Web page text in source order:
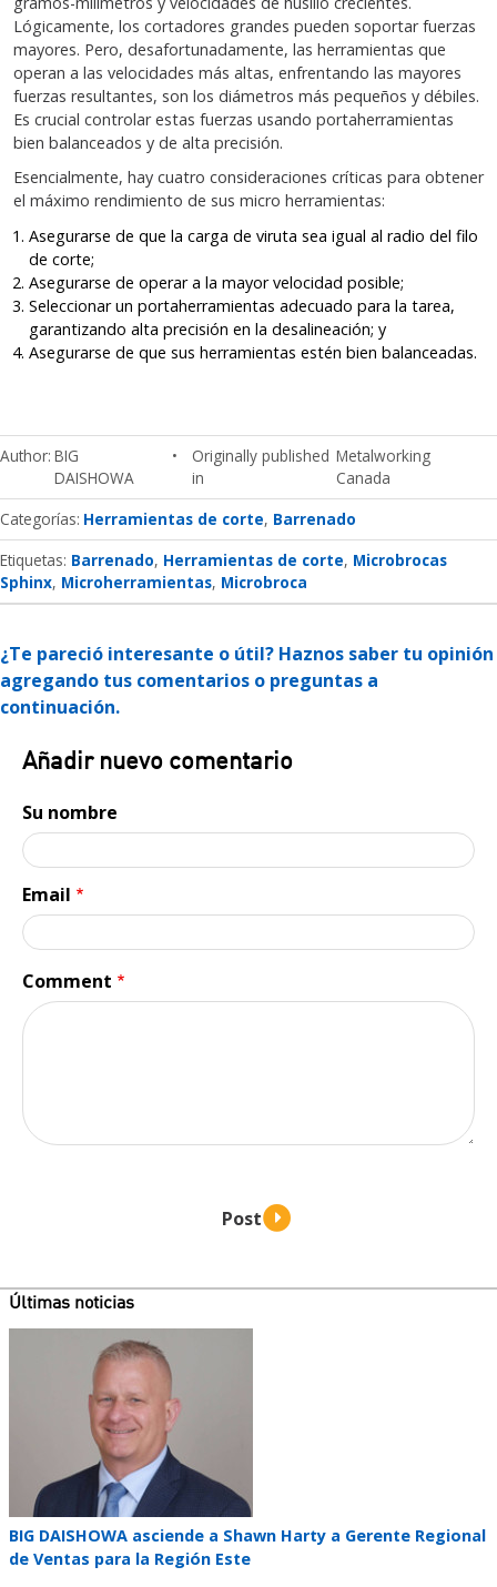
Últimas noticias
Teaser
title
BIG DAISHOWA asciende a Shawn Harty a Gerente Regional
de Ventas para la Región Este
Lógicamente, los cortadores grandes pueden soportar fuerzas
mayores. Pero, desafortunadamente, las herramientas que
operan a las velocidades más altas, enfrentando las mayores
fuerzas resultantes, son los diámetros más pequeños y débiles.
Es crucial controlar estas fuerzas usando portaherramientas
bien balanceados y de alta precisión.
Esencialmente, hay cuatro consideraciones críticas para obtener
el máximo rendimiento de sus micro herramientas:
Asegurarse de que la carga de viruta sea igual al radio del filo
de corte;
Asegurarse de operar a la mayor velocidad posible;
Seleccionar un portaherramientas adecuado para la tarea,
garantizando alta precisión en la desalineación; y
Asegurarse de que sus herramientas estén bien balanceadas.
Author BIG
DAISHOWA
Originally published
in
Metalworking
Canada
Categorías Herramientas de corte Barrenado
Etiquetas: Barrenado Herramientas de corte Microbrocas
Sphinx Microherramientas Microbroca
¿Te pareció interesante o útil? Haznos saber tu opinión
agregando tus comentarios o preguntas a
continuación.
Añadir nuevo comentario
Su nombre
Email
Comment